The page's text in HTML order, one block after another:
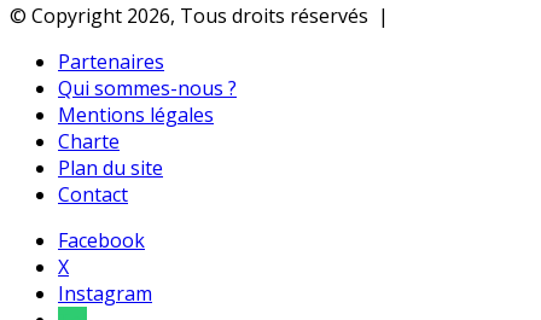
© Copyright 2026, Tous droits réservés |
Partenaires
Qui sommes-nous ?
Mentions légales
Charte
Plan du site
Contact
Facebook
X
Instagram